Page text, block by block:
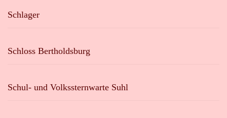
Schlager
Schloss Bertholdsburg
Schul- und Volkssternwarte Suhl